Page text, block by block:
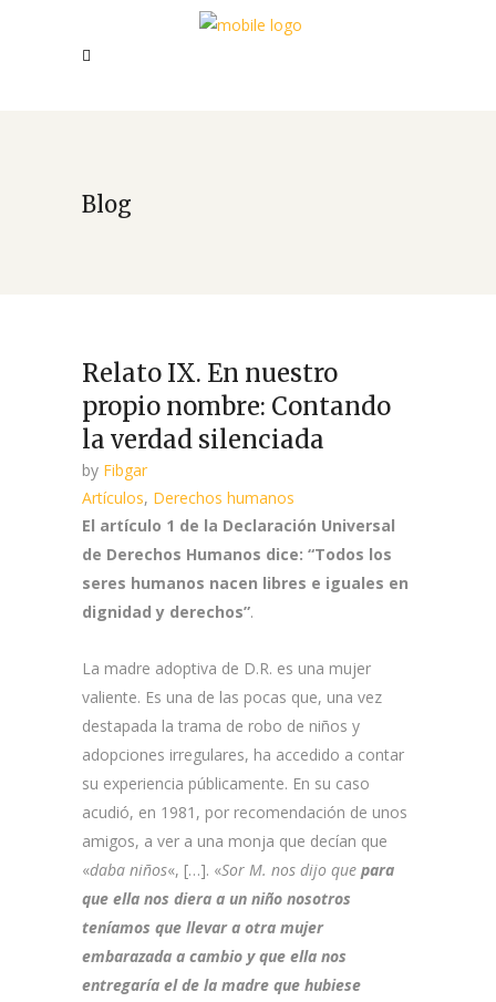
Blog
Relato IX. En nuestro
propio nombre: Contando
la verdad silenciada
by Fibgar
Artículos, Derechos humanos
El artículo 1 de la Declaración Universal
de Derechos Humanos dice: “Todos los
seres humanos nacen libres e iguales en
dignidad y derechos”.
La madre adoptiva de D.R. es una mujer
valiente. Es una de las pocas que, una vez
destapada la trama de robo de niños y
adopciones irregulares, ha accedido a contar
su experiencia públicamente. En su caso
acudió, en 1981, por recomendación de unos
amigos, a ver a una monja que decían que
«daba niños«, […]. «Sor M. nos dijo que para
que ella nos diera a un niño nosotros
teníamos que llevar a otra mujer
embarazada a cambio y que ella nos
entregaría el de la madre que hubiese